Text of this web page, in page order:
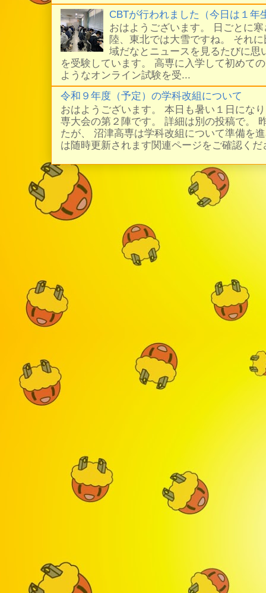
CBTが行われました（今日は１年
おはようございます。 日ごとに
陸、東北では大雪ですね。 それ
域だなとニュースを見るたびに思
を受験しています。 高専に入学して初めて
ようなオンライン試験を受...
令和９年度（予定）の学科改組について
おはようございます。 本日も暑い１日にな
専大会の第２陣です。 詳細は別の投稿で。
たが、 沼津高専は学科改組について準備を
は随時更新されます関連ページをご確認く